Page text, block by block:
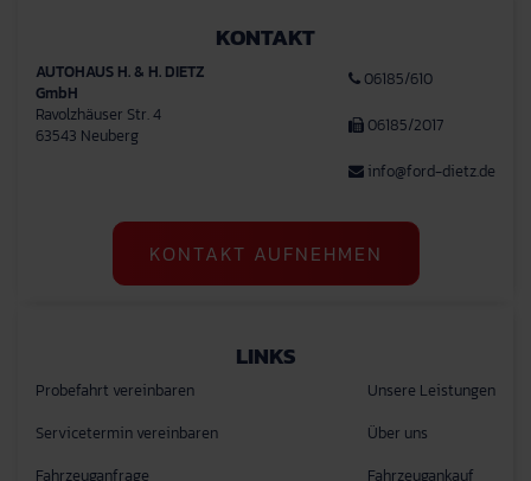
KONTAKT
AUTOHAUS H. & H. DIETZ
GmbH
Ravolzhäuser Str. 4
63543 Neuberg
06185/610
06185/2017
info@ford-dietz.de
KONTAKT AUFNEHMEN
LINKS
Probefahrt vereinbaren
Servicetermin vereinbaren
Fahrzeuganfrage
Unsere Leistungen
Über uns
Fahrzeugankauf